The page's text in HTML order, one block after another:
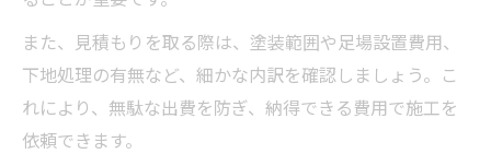
外壁塗装費用を抑えるためのポイント集
業者選びで外壁塗装の出費を減らすコツ
塗装時期と費用削減のベストタイミング
外壁塗装でコストダウンを実現する方法
また、見積もりを取る際は、塗装範囲や足場設置費用、
下地処理の有無など、細かな内訳を確認しましょう。こ
れにより、無駄な出費を防ぎ、納得できる費用で施工を
依頼できます。